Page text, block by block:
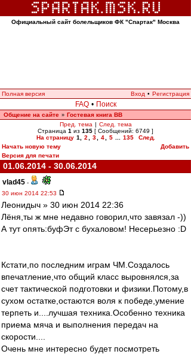
Официальный сайт болельщиков ФК "Спартак" Москва
Полная версия Вход • Регистрация
FAQ • Поиск
Общение на сайте » Гостевая книга ВВ
Пред. тема | След. тема
Страница 1 из 135 [ Сообщений: 6749 ]
На страницу 1 2 3 4 5 135
След.
Начать новую тему
Добавить
Версия для печати
01.06.2014 - 30.06.2014
vlad45 -
30 июн 2014 22:53
Леонидыч » 30 июн 2014 22:36
Лёня,ты ж мне недавно говорил,что завязал -))
А тут опять:буфЭт с бухаловом! Несерьезно :D
Кстати,по последним играм ЧМ.Создалось
впечатление,что общий класс выровнялся,за
счет тактической подготовки и физики.Потому,в
сухом остатке,остаются воля к победе,умение
терпеть и....лучшая техника.Особенно техника
приема мяча и выполнения передач на
скорости....
Очень мне интересно будет посмотреть